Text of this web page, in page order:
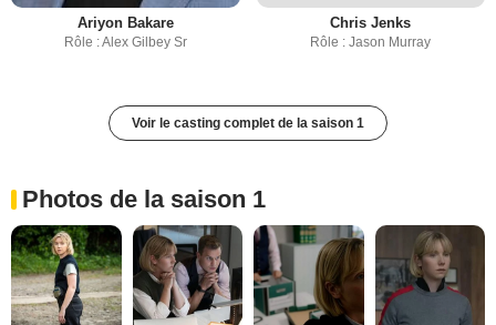
Ariyon Bakare
Rôle : Alex Gilbey Sr
Chris Jenks
Rôle : Jason Murray
Voir le casting complet de la saison 1
Photos de la saison 1